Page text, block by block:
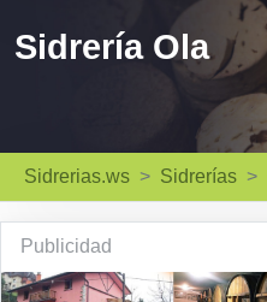
Sidrería Ola
Sidrerias.ws Sidrerías
Publicidad